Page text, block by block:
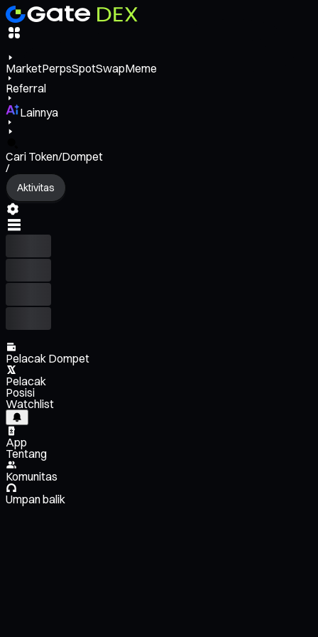
MarketPerpsSpotSwapMeme
Referral
Lainnya
Cari Token/Dompet
/
Aktivitas
Pelacak Dompet
Pelacak
Posisi
Watchlist
App
Tentang
Komunitas
Umpan balik